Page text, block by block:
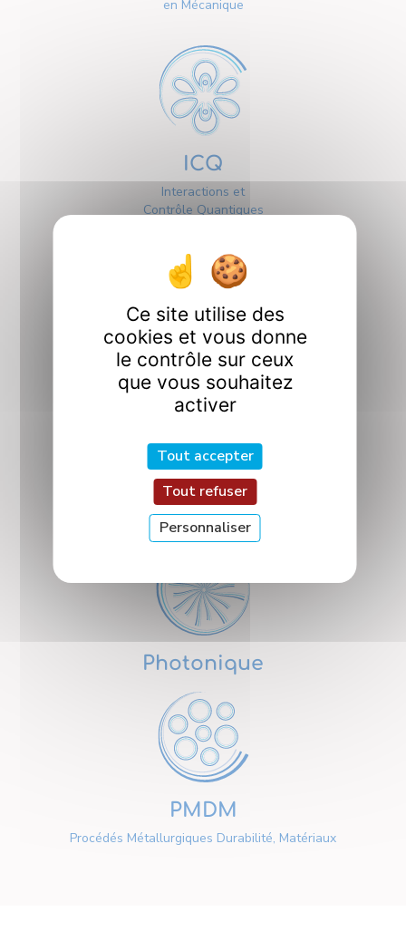
en Mécanique
ICQ
Interactions et
Contrôle Quantiques
Interfaces
Nanosciences
Photonique
PMDM
Procédés Métallurgiques Durabilité, Matériaux
Ce site utilise des
cookies et vous donne
le contrôle sur ceux
que vous souhaitez
activer
Tout accepter
Tout refuser
Personnaliser